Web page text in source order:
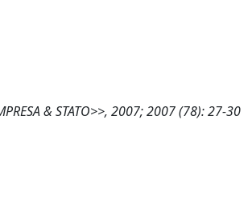
& STATO>>, 2007; 2007 (78): 27-30